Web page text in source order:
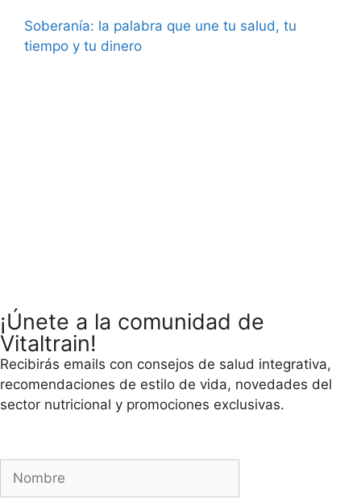
Soberanía: la palabra que une tu salud, tu
tiempo y tu dinero
¡Únete a la comunidad de
Vitaltrain!
Recibirás emails con consejos de salud integrativa,
recomendaciones de estilo de vida, novedades del
sector nutricional y promociones exclusivas.